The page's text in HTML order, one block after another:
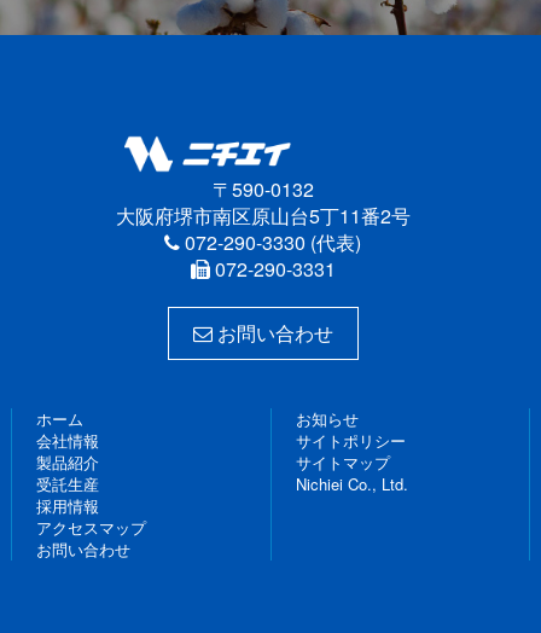
〒590-0132
大阪府堺市南区原山台5丁11番2号
072-290-3330 (代表)
072-290-3331
お問い合わせ
ホーム
会社情報
製品紹介
受託生産
採用情報
アクセスマップ
お問い合わせ
お知らせ
サイトポリシー
サイトマップ
Nichiei Co., Ltd.